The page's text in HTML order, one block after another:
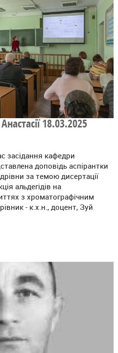
18.03.2025
засідання кафедри
доповідь аспірантки
за темою дисертації
альдегідів на
з хроматографічним
- к.х.н., доцент, Зуй